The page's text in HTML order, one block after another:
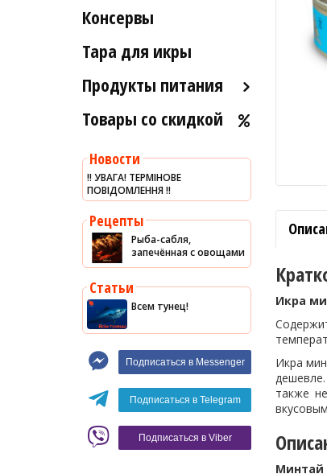
Мидии
Мясо гребешка
Рапаны
Устрицы
Другое
Рыба слабосоленая
Рыба холодного и
Индейка
Консервы
Тара для икры
Продукты питания
Оливковое масло
Уксус
Сыры
Соусы
Сладости
Рис
Оливки
Мясные изделия
Вино
Белое вино
Красное вино
Кофе
Blaser
Товары со скидкой
Новости
‼️ УВАГА! ТЕРМІНОВЕ
ПОВІДОМЛЕННЯ ‼️
Рецепты
Рыба-сабля,
запечённая с овощами
Статьи
Всем тунец!
Подписаться в Messenger
Подписаться в Telegram
Подписаться в Viber
Икра
Икра
также
Минтай